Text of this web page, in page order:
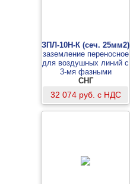
ЗПЛ-10Н-К (сеч. 25мм2)
заземление переносное
для воздушных линий с
3-мя фазными
зажимами в виде колец
и 3-мя штангами
СНГ
32 074 руб. с НДС